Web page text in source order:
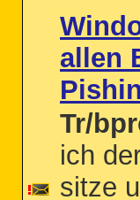
allen
Tr/
ich
sitze